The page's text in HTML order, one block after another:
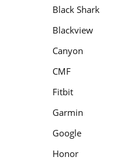
Black Shark
Blackview
Canyon
CMF
Fitbit
Garmin
Google
Honor